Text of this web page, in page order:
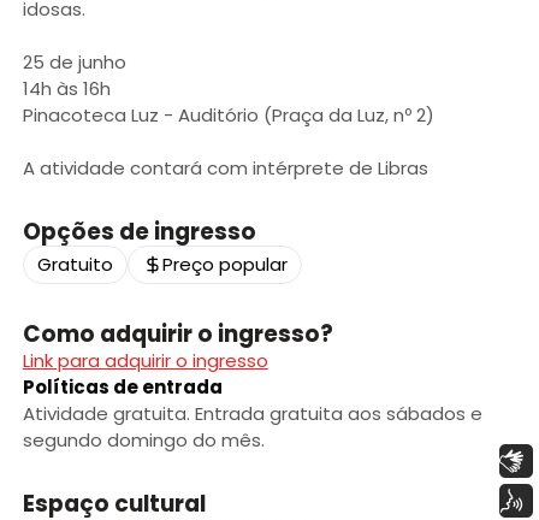
idosas.
25 de junho
14h às 16h
Pinacoteca Luz - Auditório (Praça da Luz, nº 2)
A atividade contará com intérprete de Libras
Opções de ingresso
Gratuito Preço popular
Como adquirir o ingresso?
Link para adquirir o ingresso
Políticas de entrada
Atividade gratuita. Entrada gratuita aos sábados e
segundo domingo do mês.
Espaço cultural